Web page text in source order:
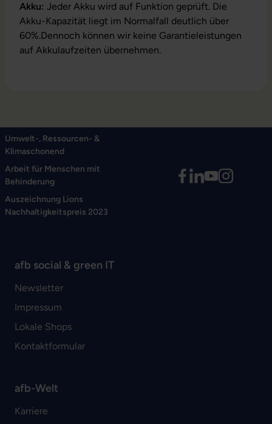
Akku: Jeder Akku wird auf Funktion geprüft. Die
Akku-Kapazität liegt im Normalfall deutlich über
60%.Dennoch können wir keine Garantieleistungen
auf Akkulaufzeiten übernehmen.
Umwelt-, Ressourcen- &
Klimaschonend
Arbeit für Menschen mit
Behinderung
Auszeichnung Lions
Nachhaltigkeitspreis 2023
afb social & green IT
Newsletter
Impressum
Lokale Shops
Kontaktformular
afb-Welt
Karriere